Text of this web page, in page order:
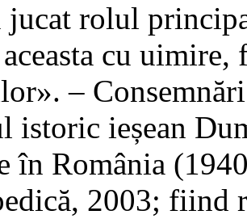
jucat rolul
cu uimire,
–
istoric ieșean
în România
2003; fiind